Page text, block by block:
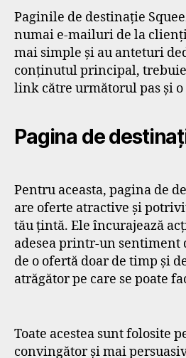
Paginile de destinație
numai e-mailuri de la
mai simple și au anteturi
conținutul principal,
link către următorul pas și
Pagina de
Pentru aceasta, pagina de
are oferte atractive și
tău țintă. Ele încurajează
adesea printr-un sentiment
de o ofertă doar de timp și
atrăgător pe care se poate
Toate acestea sunt folosite
convingător și mai